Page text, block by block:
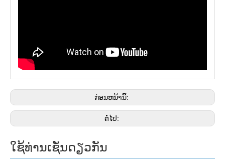
ກ່ອນຫນ້ານີ້:
ຕໍ່ໄປ:
ໃຊ້ທ່ານເຊັ່ນດຽວກັນ